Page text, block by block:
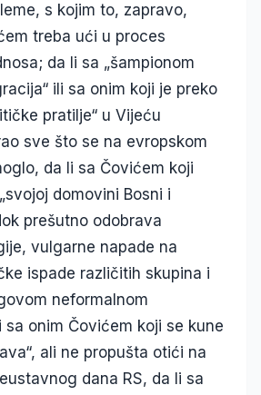
s kojim to, zapravo,
treba ući u proces
da li sa „šampionom
ili sa onim koji je preko
pratilje“ u Vijeću
sve što se na evropskom
da li sa Čovićem koji
domovini Bosni i
prešutno odobrava
vulgarne napade na
ispade različitih skupina i
neformalnom
sa onim Čovićem koji se kune
ali ne propušta otići na
dana RS, da li sa